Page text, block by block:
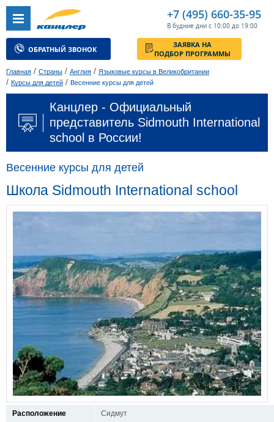
+7 (495) 660-35-95
В будние дни с 10:00 до 19:00
ОБРАТНЫЙ ЗВОНОК
ЗАЯВКА НА
ПОДБОР ПРОГРАММЫ
Главная / Страны / Англия / Языковые курсы в Великобритании
/ Курсы для детей / Весенние курсы для детей
Канцлер - Официальный
представитель Sidmouth International
school в России!
Весенние курсы для детей
Школа Sidmouth International school
Расположение Сидмут